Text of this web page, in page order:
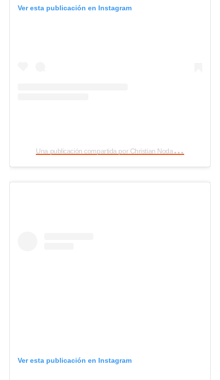
Ver esta publicación en Instagram
U
na publicación compartida por Christian Nodal ?? ?? (@nodal)
Ver esta publicación en Instagram